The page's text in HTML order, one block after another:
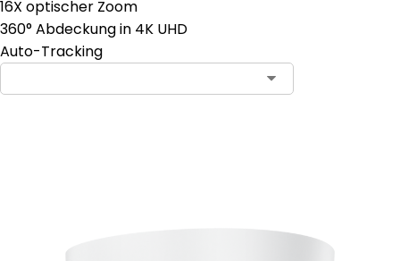
16X optischer Zoom
360° Abdeckung in 4K UHD
Auto-Tracking